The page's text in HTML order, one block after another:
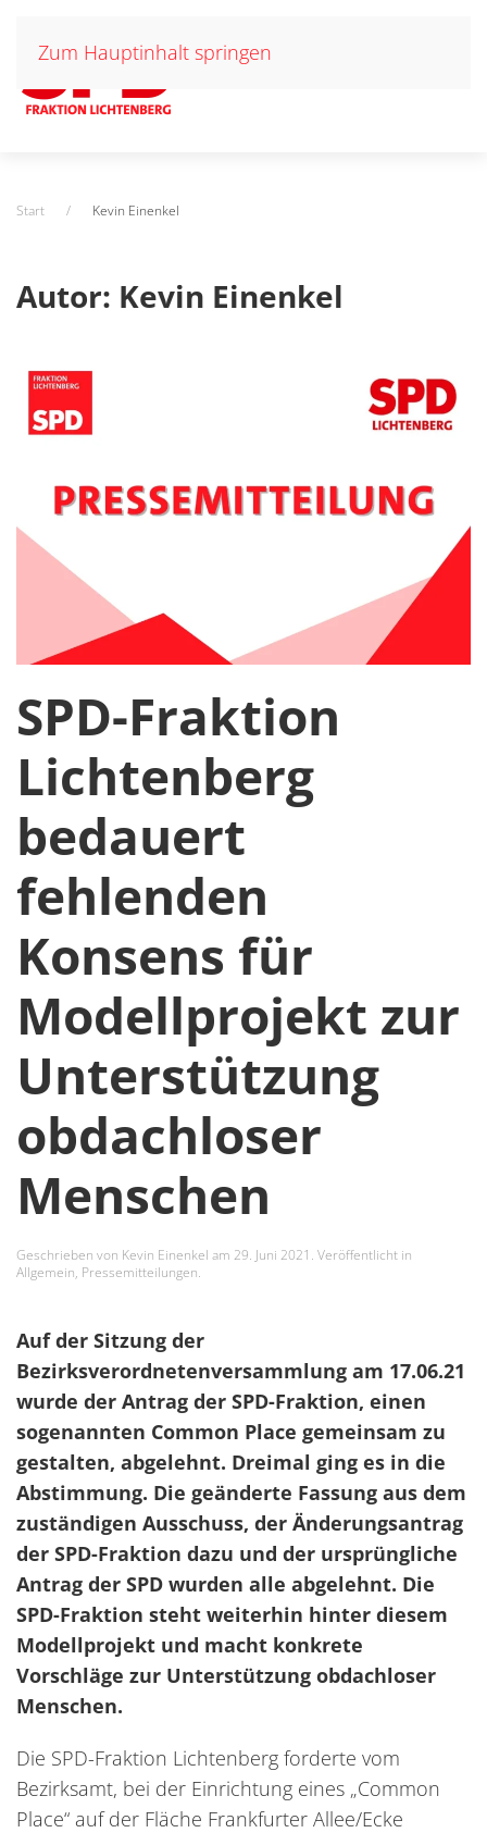
Zum Hauptinhalt springen
Start Kevin Einenkel
Autor: Kevin Einenkel
SPD-Fraktion
Lichtenberg
bedauert
fehlenden
Konsens für
Modellprojekt zur
Unterstützung
obdachloser
Menschen
Geschrieben von Kevin Einenkel am 29. Juni 2021 . Veröffentlicht in
Allgemein, Pressemitteilungen.
Auf der Sitzung der
Bezirksverordnetenversammlung am 17.06.21
wurde der Antrag der SPD-Fraktion, einen
sogenannten Common Place gemeinsam zu
gestalten, abgelehnt. Dreimal ging es in die
Abstimmung. Die geänderte Fassung aus dem
zuständigen Ausschuss, der Änderungsantrag
der SPD-Fraktion dazu und der ursprüngliche
Antrag der SPD wurden alle abgelehnt. Die
SPD-Fraktion steht weiterhin hinter diesem
Modellprojekt und macht konkrete
Vorschläge zur Unterstützung obdachloser
Menschen.
Die SPD-Fraktion Lichtenberg forderte vom
Bezirksamt, bei der Einrichtung eines „Common
Place“ auf der Fläche Frankfurter Allee/Ecke